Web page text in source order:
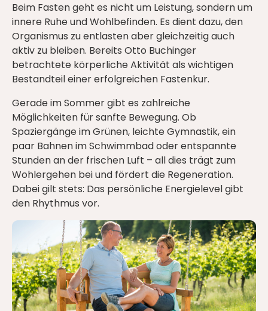
Beim Fasten geht es nicht um Leistung, sondern um
innere Ruhe und Wohlbefinden. Es dient dazu, den
Organismus zu entlasten aber gleichzeitig auch
aktiv zu bleiben. Bereits Otto Buchinger
betrachtete körperliche Aktivität als wichtigen
Bestandteil einer erfolgreichen Fastenkur.
Gerade im Sommer gibt es zahlreiche
Möglichkeiten für sanfte Bewegung. Ob
Spaziergänge im Grünen, leichte Gymnastik, ein
paar Bahnen im Schwimmbad oder entspannte
Stunden an der frischen Luft – all dies trägt zum
Wohlergehen bei und fördert die Regeneration.
Dabei gilt stets: Das persönliche Energielevel gibt
den Rhythmus vor.